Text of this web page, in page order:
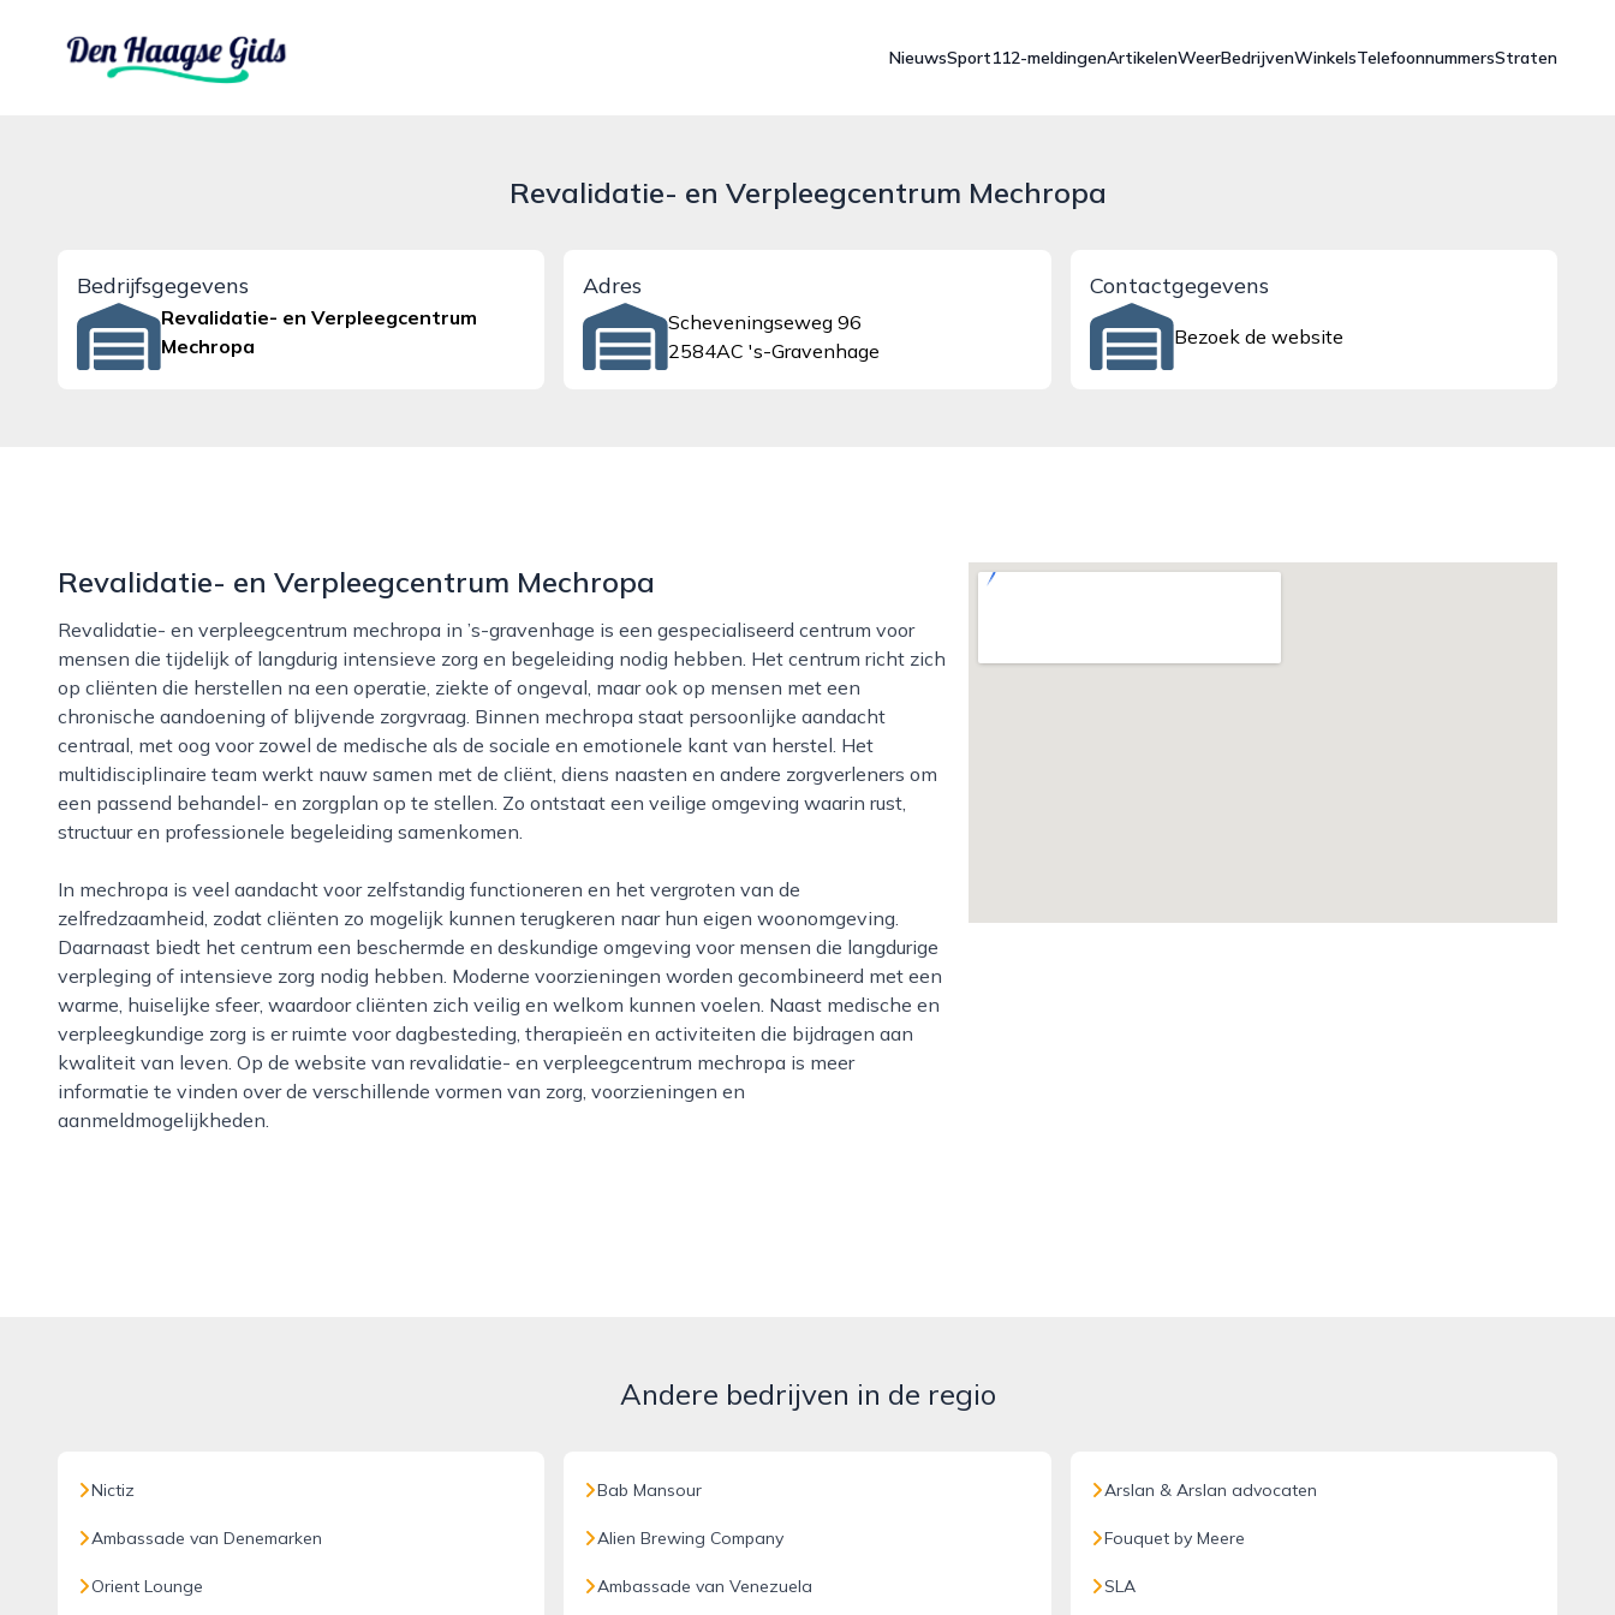
denhaagsegids.nl
NieuwsSport112-meldingenArtikelenWeerBedrijvenWinkelsTelefoonnummersStraten
Revalidatie- en Verpleegcentrum Mechropa
Bedrijfsgegevens
Revalidatie- en Verpleegcentrum
Mechropa
Adres
Scheveningseweg 96
2584AC 's-Gravenhage
Contactgegevens
Bezoek de website
Revalidatie- en Verpleegcentrum Mechropa
Revalidatie- en verpleegcentrum mechropa in ’s-gravenhage is een gespecialiseerd centrum voor
mensen die tijdelijk of langdurig intensieve zorg en begeleiding nodig hebben. Het centrum richt zich
op cliënten die herstellen na een operatie, ziekte of ongeval, maar ook op mensen met een
chronische aandoening of blijvende zorgvraag. Binnen mechropa staat persoonlijke aandacht
centraal, met oog voor zowel de medische als de sociale en emotionele kant van herstel. Het
multidisciplinaire team werkt nauw samen met de cliënt, diens naasten en andere zorgverleners om
een passend behandel- en zorgplan op te stellen. Zo ontstaat een veilige omgeving waarin rust,
structuur en professionele begeleiding samenkomen.
In mechropa is veel aandacht voor zelfstandig functioneren en het vergroten van de
zelfredzaamheid, zodat cliënten zo mogelijk kunnen terugkeren naar hun eigen woonomgeving.
Daarnaast biedt het centrum een beschermde en deskundige omgeving voor mensen die langdurige
verpleging of intensieve zorg nodig hebben. Moderne voorzieningen worden gecombineerd met een
warme, huiselijke sfeer, waardoor cliënten zich veilig en welkom kunnen voelen. Naast medische en
verpleegkundige zorg is er ruimte voor dagbesteding, therapieën en activiteiten die bijdragen aan
kwaliteit van leven. Op de website van revalidatie- en verpleegcentrum mechropa is meer
informatie te vinden over de verschillende vormen van zorg, voorzieningen en
aanmeldmogelijkheden.
Andere bedrijven in de regio
Nictiz
Ambassade van Denemarken
Orient Lounge
Bab Mansour
Alien Brewing Company
Ambassade van Venezuela
Arslan & Arslan advocaten
Fouquet by Meere
SLA